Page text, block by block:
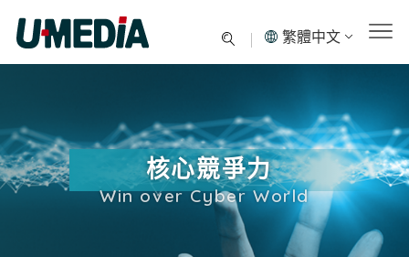
繁體中文
核心競爭力
Win over Cyber World